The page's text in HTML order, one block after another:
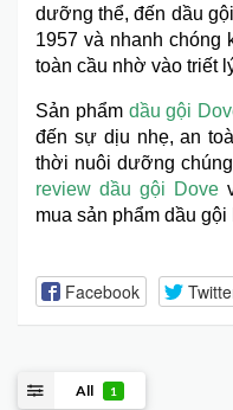
dưỡng thể, đến dầu
1957 và nhanh chóng
toàn cầu nhờ vào triết
Sản phẩm dầu gội
đến sự dịu nhẹ, an
thời nuôi dưỡng
review dầu gội Dove
mua sản phẩm dầu gội
Facebook
All 1